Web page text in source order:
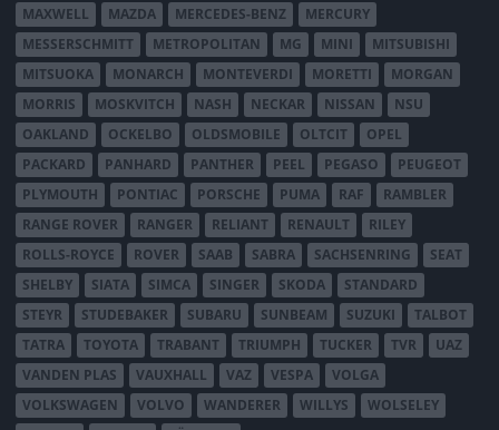
MAXWELL
MAZDA MERCEDES-BENZ
MERCURY
MESSERSCHMITT
METROPOLITAN MG MINI
MITSUBISHI
MITSUOKA
MONARCH MONTEVERDI MORETTI
MORGAN
MORRIS
MOSKVITCH NASH NECKAR NISSAN
NSU
OAKLAND
OCKELBO OLDSMOBILE OLTCIT
OPEL
PACKARD
PANHARD PANTHER PEEL PEGASO
PEUGEOT
PLYMOUTH
PONTIAC PORSCHE PUMA RAF
RAMBLER
RANGE ROVER
RANGER RELIANT RENAULT
RILEY
ROLLS-ROYCE
ROVER SAAB SABRA SACHSENRING
SEAT
SHELBY
SIATA SIMCA SINGER SKODA
STANDARD
STEYR
STUDEBAKER SUBARU SUNBEAM SUZUKI
TALBOT
TATRA
TOYOTA TRABANT TRIUMPH TUCKER TVR
UAZ
VANDEN PLAS
VAUXHALL VAZ VESPA
VOLGA
VOLKSWAGEN
VOLVO WANDERER WILLYS
WOLSELEY